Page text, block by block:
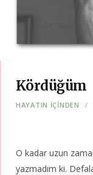
Kördüğüm
HAYATIN İÇİNDEN
O kadar uzun
yazmadım ki.